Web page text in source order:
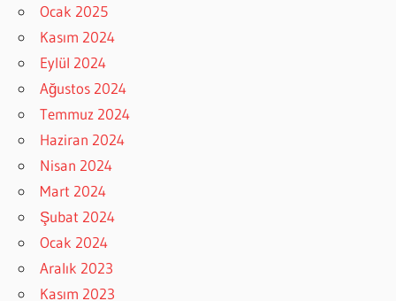
Ocak 2025
Kasım 2024
Eylül 2024
Ağustos 2024
Temmuz 2024
Haziran 2024
Nisan 2024
Mart 2024
Şubat 2024
Ocak 2024
Aralık 2023
Kasım 2023